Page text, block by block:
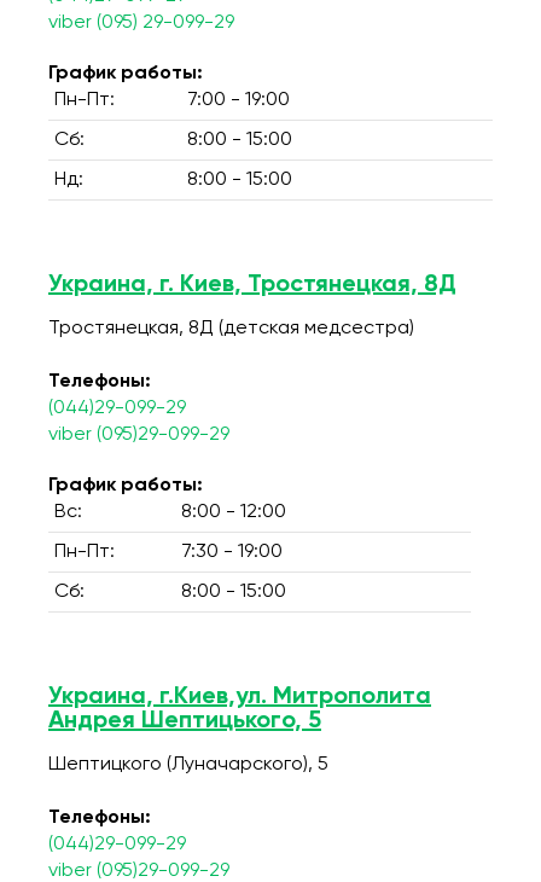
viber (095) 29-099-29
График работы:
Пн-Пт:
7:00 - 19:00
Сб: 8:00 - 15:00
Нд: 8:00 - 15:00
Украина, г. Киев, Тростянецкая, 8Д
Тростянецкая, 8Д (детская медсестра)
Телефоны:
(044)29-099-29
viber (095)29-099-29
График работы:
Вс:
8:00 - 12:00
Пн-Пт: 7:30 - 19:00
Сб: 8:00 - 15:00
Украина, г.Киев,ул. Митрополита
Андрея Шептицького, 5
Шептицкого (Луначарского), 5
Телефоны:
(044)29-099-29
viber (095)29-099-29